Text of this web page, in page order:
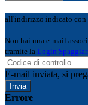
all'indirizzo indicato con
Non hai una e-mail
tramite la Login
E-mail inviata, si
Errore